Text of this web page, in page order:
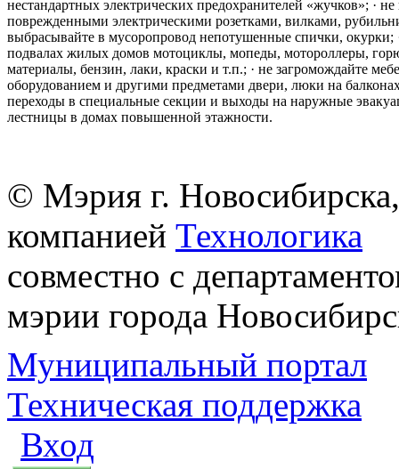
нестандартных электрических предохранителей «жучков»; · не
поврежденными электрическими розетками, вилками,
выбрасывайте в мусоропровод непотушенные спички, окурки;
подвалах жилых домов мотоциклы, мопеды, мотороллеры,
материалы, бензин, лаки, краски и т.п.; · не загромождайте
оборудованием и другими предметами двери, люки на
переходы в специальные секции и выходы на наружные
лестницы в домах повышенной этажности.
© Мэрия г.
компанией Технологика
совместно с
мэрии города
Муниципальный портал
Техническая поддержка
Вход